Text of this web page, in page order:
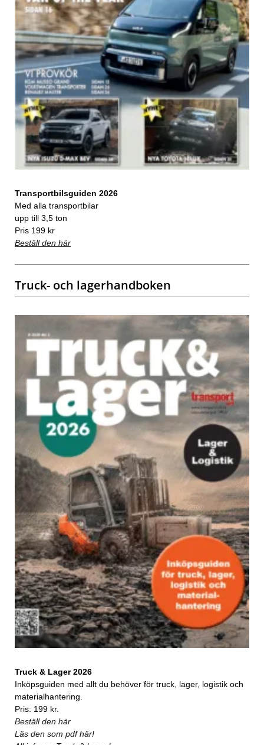
Transportbilsguiden 2026
Med alla transportbilar
upp till 3,5 ton
Pris 199 kr
Beställ den här
Truck- och lagerhandboken
Truck & Lager 2026
Inköpsguiden med allt du behöver för truck, lager, logistik och
materialhantering.
Pris: 199 kr.
Beställ den här
Läs den som pdf här!